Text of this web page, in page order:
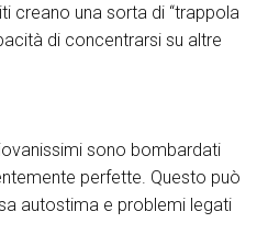
creano una sorta di “trappola
di concentrarsi su altre
sono bombardati
perfette. Questo può
autostima e problemi legati